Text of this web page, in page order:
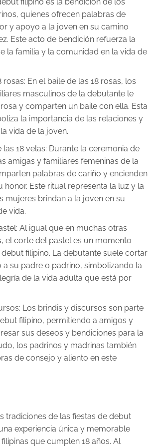
quienes ofrecen palabras de
y apoyo a la joven en su camino
Este acto de bendición refuerza la
la familia y la comunidad en la vida de
rosas: En el baile de las 18 rosas, los
masculinos de la debutante le
y comparten un baile con ella. Esta
la importancia de las relaciones y
vida de la joven.
las 18 velas: Durante la ceremonia de
amigas y familiares femeninas de la
palabras de cariño y encienden
honor. Este ritual representa la luz y la
mujeres brindan a la joven en su
vida.
Al igual que en muchas otras
el corte del pastel es un momento
filipino. La debutante suele cortar
a su padre o padrino, simbolizando la
de la vida adulta que está por
Los brindis y discursos son parte
filipino, permitiendo a amigos y
sus deseos y bendiciones para la
los padrinos y madrinas también
de consejo y aliento en este
tradiciones de las fiestas de debut
experiencia única y memorable
que cumplen 18 años. Al